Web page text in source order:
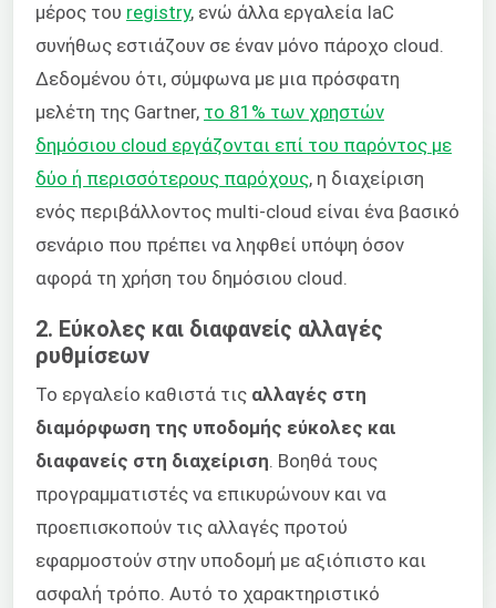
μέρος του registry, ενώ άλλα εργαλεία IaC
συνήθως εστιάζουν σε έναν μόνο πάροχο cloud.
Δεδομένου ότι, σύμφωνα με μια πρόσφατη
μελέτη της Gartner, το 81% των χρηστών
δημόσιου cloud εργάζονται επί του παρόντος με
δύο ή περισσότερους παρόχους, η διαχείριση
ενός περιβάλλοντος multi-cloud είναι ένα βασικό
σενάριο που πρέπει να ληφθεί υπόψη όσον
αφορά τη χρήση του δημόσιου cloud.
2. Εύκολες και διαφανείς αλλαγές
ρυθμίσεων
Το εργαλείο καθιστά τις αλλαγές στη
διαμόρφωση της υποδομής εύκολες και
διαφανείς στη διαχείριση . Βοηθά τους
προγραμματιστές να επικυρώνουν και να
προεπισκοπούν τις αλλαγές προτού
εφαρμοστούν στην υποδομή με αξιόπιστο και
ασφαλή τρόπο. Αυτό το χαρακτηριστικό